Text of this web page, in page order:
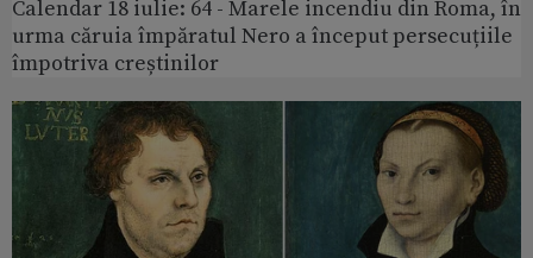
Calendar 18 iulie: 64 - Marele incendiu din Roma, în
urma căruia împăratul Nero a început persecuțiile
împotriva creștinilor